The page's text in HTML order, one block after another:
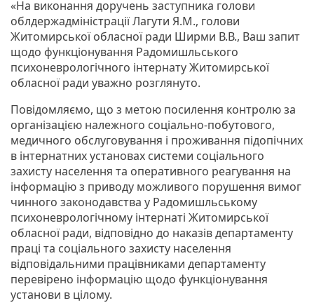
«На виконання доручень заступника голови
облдержадміністрації Лагути Я.М., голови
Житомирської обласної ради Ширми В.В., Ваш запит
щодо функціонування Радомишльського
психоневрологічного інтернату Житомирської
обласної ради уважно розглянуто.
Повідомляємо, що з метою посилення контролю за
організацією належного соціально-побутового,
медичного обслуговування і проживання підопічних
в інтернатних установах системи соціального
захисту населення та оперативного реагування на
інформацію з приводу можливого порушення вимог
чинного законодавства у Радомишльському
психоневрологічному інтернаті Житомирської
обласної ради, відповідно до наказів департаменту
праці та соціального захисту населення
відповідальними працівниками департаменту
перевірено інформацію щодо функціонування
установи в цілому.